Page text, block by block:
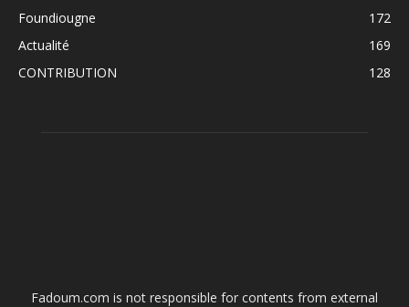
Foundiougne
172
Actualité
169
CONTRIBUTION
128
Fadoum.com is not responsible for contents from external